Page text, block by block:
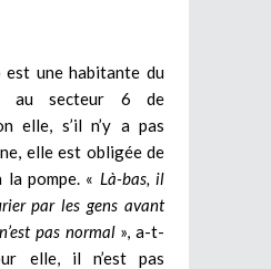
est une habitante du
au secteur 6 de
elle, s’il n’y a pas
elle est obligée de
pompe. « Là-bas, il
par les gens avant
pas normal », a-t-
elle, il n’est pas